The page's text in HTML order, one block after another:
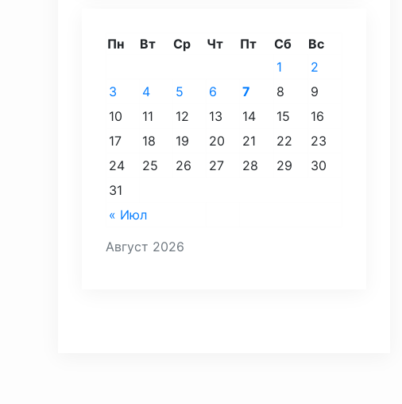
Август 2026
Пн Вт Ср Чт Пт Сб Вс
« Июл
1
2
3
4 5 6 7 8
9
10
11 12 13 14 15
16
17
18 19 20 21 22
23
24
25 26 27 28 29
30
31